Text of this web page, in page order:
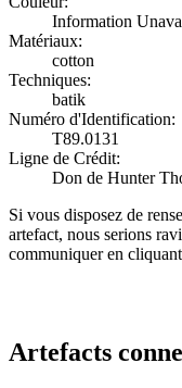
Information
Matériaux:
cotton
Techniques:
batik
Numéro d'Identification:
T89.0131
Ligne de Crédit:
Don de Hunter
Si vous disposez de
artefact, nous serions
communiquer en cliquant
Artefacts